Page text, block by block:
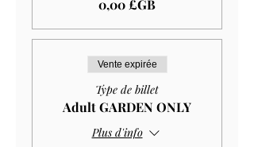
0,00 £GB
Vente expirée
Type de billet
Adult GARDEN ONLY
Plus d'info